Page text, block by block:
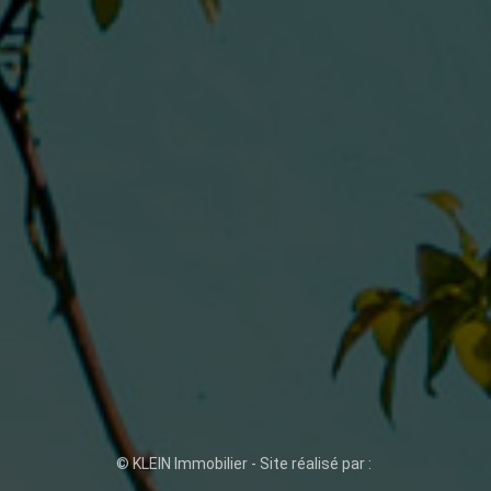
© KLEIN Immobilier - Site réalisé par :